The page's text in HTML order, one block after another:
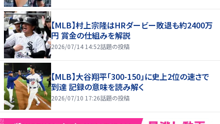
【MLB】村上宗隆はHRダービー敗退も約2400万
円 賞金の仕組みを解説
2026/07/14 14:52話題の投稿
【MLB】大谷翔平「300-150」に史上2位の速さで
到達 記録の意味を読み解く
2026/07/10 17:26話題の投稿